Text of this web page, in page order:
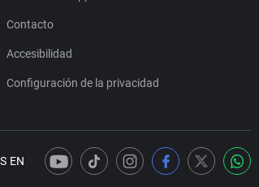
Contacto
Accesibilidad
Configuración de la privacidad
EN